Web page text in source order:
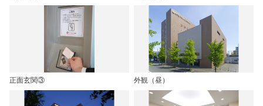
正面玄関③ 外観（昼）